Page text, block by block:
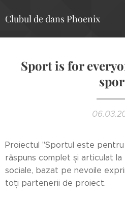
Clubul de dans Phoenix
Sport is for
Proiectul "Sportul este
răspuns complet și articulat la
sociale, bazat pe nevoile
toți partenerii de proiect.